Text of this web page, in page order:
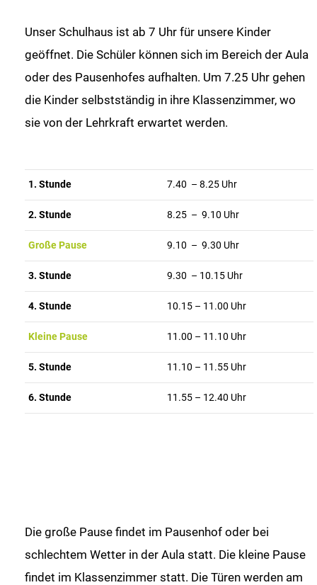
Unser Schulhaus ist ab 7 Uhr für unsere Kinder
geöffnet. Die Schüler können sich im Bereich der Aula
oder des Pausenhofes aufhalten. Um 7.25 Uhr gehen
die Kinder selbstständig in ihre Klassenzimmer, wo
sie von der Lehrkraft erwartet werden.
1. Stunde 7.40 – 8.25 Uhr
2. Stunde 8.25 – 9.10 Uhr
Große Pause 9.10 – 9.30 Uhr
3. Stunde 9.30 – 10.15 Uhr
4. Stunde 10.15 – 11.00 Uhr
Kleine Pause 11.00 – 11.10 Uhr
5. Stunde 11.10 – 11.55 Uhr
6. Stunde 11.55 – 12.40 Uhr
Die große Pause findet im Pausenhof oder bei
schlechtem Wetter in der Aula statt. Die kleine Pause
findet im Klassenzimmer statt. Die Türen werden am